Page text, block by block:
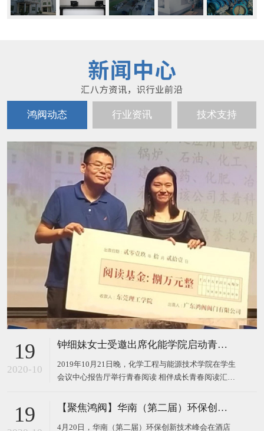
鸿阀动态 行业资讯 技术支持
19
2020-10
钟细妹女士受邀出席化能学院启动青春阅读汇系列活动
2019年10月21日晚，化学工程与能源技术学院在学生
会议中心报告厅举行青春阅读 相伴成长青春阅读汇启
限公司董事长钟细妹、化能学院党委书记夏勇、化能
场仪式。化能学院党委委员、各支部书记、政治辅导
19 【聚焦鸿阀】华南（第二届）环保创新技术峰会
4月20日，华南（第二届）环保创新技术峰会在酒店